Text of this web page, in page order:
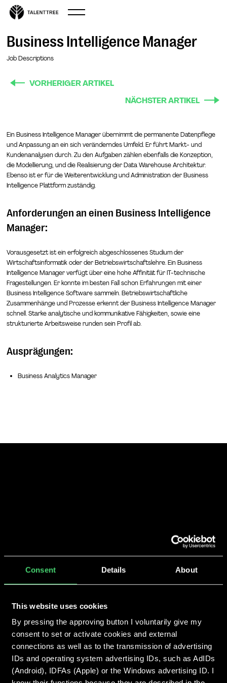
Consent Details About
This website uses cookies
By pressing the approving button I voluntarily give my
consent to set or activate cookies and external
connections as well as to the transmission of advertising
IDs and operating system advertising IDs, such as AdIDs
(Android), IDFAs (Apple) or the Windows advertising ID. I
Business Intelligence Manager
Job Descriptions
VORHERIGER ARTIKEL
NÄCHSTER ARTIKEL
Ein Business Intelligence Manager übernimmt die permanente Datenpflege
und Anpassung an ein sich veränderndes Umfeld. Er führt Markt- und
Kundenanalysen durch. Zu den Aufgaben zählen ebenfalls die Konzeption,
die Modellierung, und die Realisierung der Data Warehouse Architektur.
Ebenso ist er für die Weiterentwicklung und Administration der Business
Intelligence Plattform zuständig.
Anforderungen an einen Business Intelligence
Manager:
Vorausgesetzt ist ein erfolgreich abgeschlossenes Studium der
Wirtschaftsinformatik oder der Betriebswirtschaftslehre. Ein Business
Intelligence Manager verfügt über eine hohe Affinität für IT-technische
Fragestellungen. Er konnte im besten Fall schon Erfahrungen mit einer
Business Intelligence Software sammeln. Betriebswirtschaftliche
Zusammenhänge und Prozesse erkennt der Business Intelligence Manager
schnell. Starke analytische und kommunikative Fähigkeiten, sowie eine
strukturierte Arbeitsweise runden sein Profil ab.
Ausprägungen:
Business Analytics Manager
We make you grow